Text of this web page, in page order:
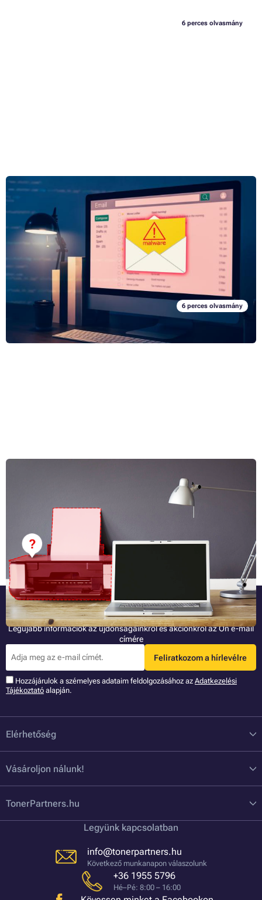
6 perces olvasmány
Hogyan ismerheti fel, hogy a számítógépe vírussal
fertőzött-e?
Úgy tűnik, hogy a számítógépe mostanában furcsán viselkedik, és
fogalma sincs, hogy miért? Sajnos nem zárhatja ki annak a
lehetőségét, hogy egy vírus jutott a számítógépére, és valamilyen
módon kárt akar tenni az Ön gépében. Szerencsére a felderítése és
megsemmisítése viszonylag egyszerű dolog, ahogyan az ellene való
védekezés is. A következő sorokban elmondjuk, hogy mit és hogyan
tegyen.
Teljes cikk »
6 perces olvasmány
Hogyan válasszunk otthoni nyomtatót: Fő kiválasztási
A megfelelő otthoni nyomtató kiválasztása első pillantásra lehetetlen
feladatnak tűnhet. De ha felteszi a megfelelő kérdéseket, máris sokkal
könnyebb lesz a választás. Gondolja át, hogy mire fogja használni a
nyomtatót, és mi bemutatjuk, hogy milyen szempontokra érdemes
odafigyelni.
Teljes cikk »
Legyen az elsők között!
Legújabb információk az újdonságainkról és akciónkról az Ön e-mail
címére
Feliratkozom a hírlevélre
Hozzájárulok a szémelyes adataim feldolgozásához az Adatkezelési
Tájékoztató alapján.
Elérhetőség
Vásároljon nálunk!
TonerPartners.hu
Legyünk kapcsolatban
info@tonerpartners.hu
Következő munkanapon válaszolunk
+36 1955 5796
Hé–Pé: 8:00 – 16:00